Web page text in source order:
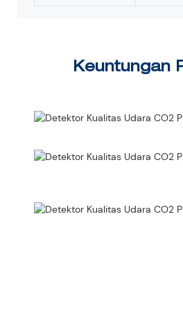
Keuntungan